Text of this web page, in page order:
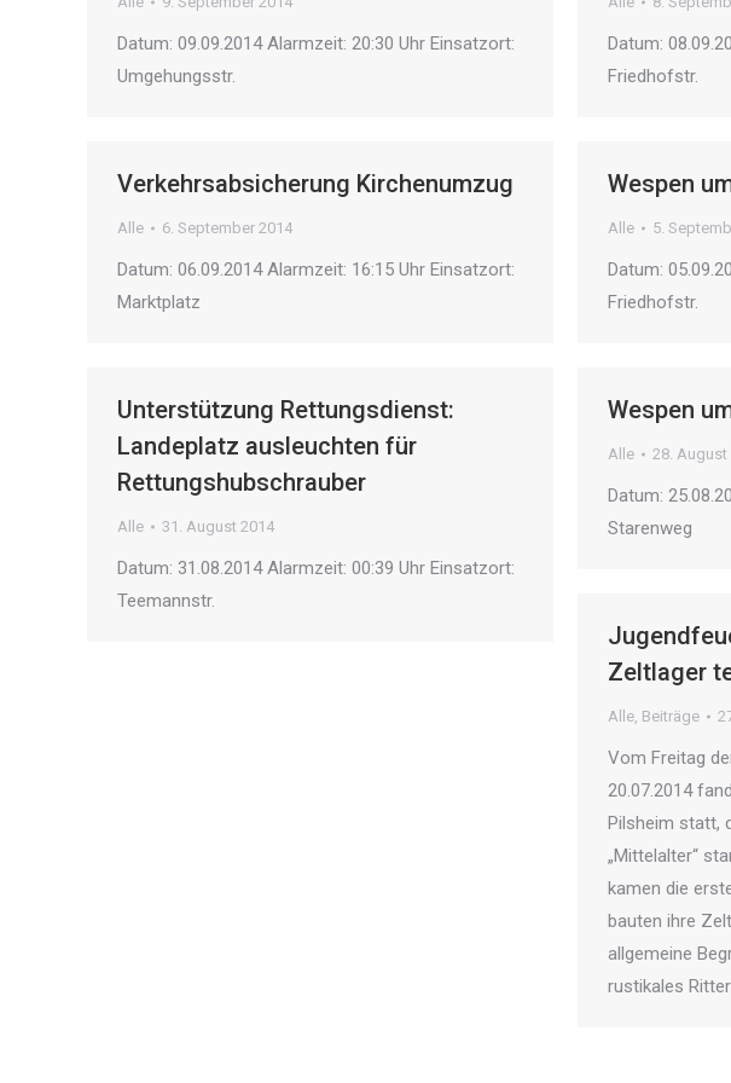
Datum: 09.09.2014 Alarmzeit: 20:30 Uhr Einsatzort:
Umgehungsstr.
Datum:
Friedhofstr.
Verkehrsabsicherung Kirchenumzug
Alle 6. September 2014
Datum: 06.09.2014 Alarmzeit: 16:15 Uhr Einsatzort:
Marktplatz
Wespen
Alle 5.
Datum:
Friedhofstr.
Unterstützung Rettungsdienst:
Landeplatz ausleuchten für
Rettungshubschrauber
Alle 31. August 2014
Datum: 31.08.2014 Alarmzeit: 00:39 Uhr Einsatzort:
Teemannstr.
Wespen
Alle 28. August
Datum:
Starenweg
Zeltlager
Alle, Beiträge
Vom Freitag
20.07.2014
Pilsheim statt,
„Mittelalter“
kamen die
bauten ihre
allgemeine
rustikales